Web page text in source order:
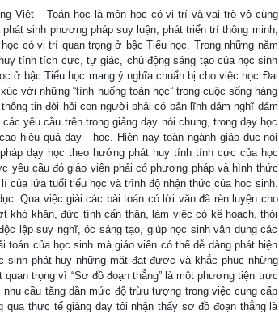
Việt – Toán học là môn học có vị trí và vai trò vô cùng
sinh phương pháp suy luận, phát triển trí thông minh,
có vị trí quan trọng ở bậc Tiểu học. Trong những năm
tính tích cực, tự giác, chủ động sáng tạo của học sinh
ở bậc Tiểu học mang ý nghĩa chuẩn bị cho việc học Đại
với những “tình huống toán học” trong cuộc sống hàng
tin đòi hỏi con người phải có bản lĩnh dám nghĩ dám
yêu cầu trên trong giảng dạy nói chung, trong dạy học
hiệu quả dạy - học. Hiện nay toàn ngành giáo dục nói
dạy học theo hướng phát huy tính tính cực của học
yêu cầu đó giáo viên phải có phương pháp và hình thức
của lứa tuổi tiểu học và trình độ nhận thức của học sinh.
Qua việc giải các bài toán có lời văn đã rèn luyện cho
khăn, đức tính cẩn thận, làm việc có kế hoạch, thói
lập suy nghĩ, óc sáng tạo, giúp học sinh vận dụng các
của học sinh mà giáo viên có thể dễ dàng phát hiện
phát huy những mặt đạt được và khắc phục những
trọng vì “Sơ đồ đoạn thẳng” là một phương tiện trực
cầu tăng dần mức độ trừu tượng trong việc cung cấp
thực tế giảng dạy tôi nhận thấy sơ đồ đoạn thẳng là